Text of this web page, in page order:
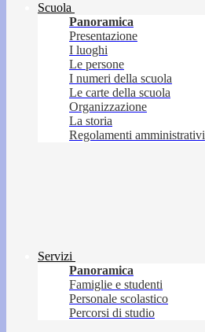
Scuola
Panoramica
Presentazione
I luoghi
Le persone
I numeri della scuola
Le carte della scuola
Organizzazione
La storia
Regolamenti amministrativi
Servizi
Panoramica
Famiglie e studenti
Personale scolastico
Percorsi di studio